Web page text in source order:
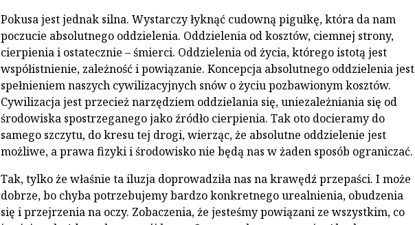
Pokusa jest jednak silna. Wystarczy łyknąć cudowną pigułkę, która da nam
poczucie absolutnego oddzielenia. Oddzielenia od kosztów, ciemnej strony,
cierpienia i ostatecznie – śmierci. Oddzielenia od życia, którego istotą jest
współistnienie, zależność i powiązanie. Koncepcja absolutnego oddzielenia jest
spełnieniem naszych cywilizacyjnych snów o życiu pozbawionym kosztów.
Cywilizacja jest przecież narzędziem oddzielania się, uniezależniania się od
środowiska spostrzeganego jako źródło cierpienia. Tak oto docieramy do
samego szczytu, do kresu tej drogi, wierząc, że absolutne oddzielenie jest
możliwe, a prawa fizyki i środowisko nie będą nas w żaden sposób ograniczać.
Tak, tylko że właśnie ta iluzja doprowadziła nas na krawędź przepaści. I może
dobrze, bo chyba potrzebujemy bardzo konkretnego urealnienia, obudzenia
się i przejrzenia na oczy. Zobaczenia, że jesteśmy powiązani ze wszystkim, co